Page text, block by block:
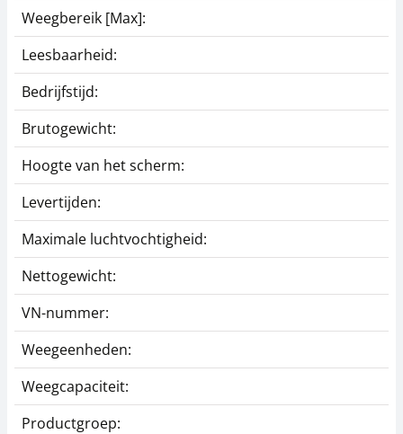
Weegbereik [Max]:
Leesbaarheid:
Bedrijfstijd:
Brutogewicht:
Hoogte van het scherm:
Levertijden:
Maximale luchtvochtigheid:
Nettogewicht:
VN-nummer:
Weegeenheden:
Weegcapaciteit:
Productgroep: